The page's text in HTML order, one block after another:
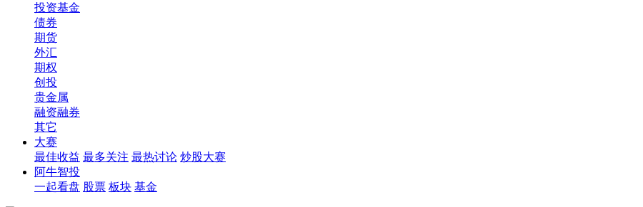
投资基金
债券
期货
外汇
期权
创投
贵金属
融资融券
其它
大赛
最佳收益 最多关注 最热讨论 炒股大赛
阿牛智投
一起看盘 股票 板块 基金